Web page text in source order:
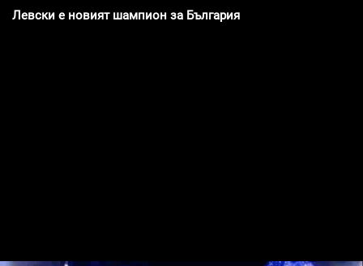
Левски е новият шампион за България